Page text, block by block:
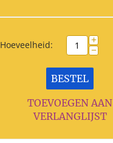
Hoeveelheid: +
−
BESTEL
TOEVOEGEN AAN
VERLANGLIJST